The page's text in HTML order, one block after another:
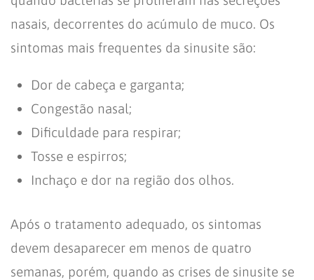
nasais, decorrentes do acúmulo de muco. Os
sintomas mais frequentes da sinusite são:
Dor de cabeça e garganta;
Congestão nasal;
Dificuldade para respirar;
Tosse e espirros;
Inchaço e dor na região dos olhos.
Após o tratamento adequado, os sintomas
devem desaparecer em menos de quatro
semanas, porém, quando as crises de sinusite se